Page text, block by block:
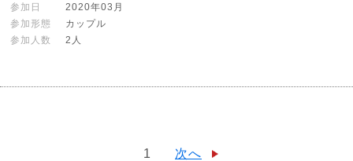
参加日
2020年03月
参加形態
カップル
参加人数
2人
1 次へ